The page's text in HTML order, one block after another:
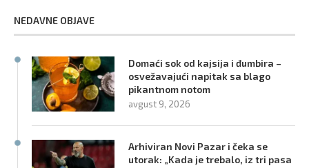
NEDAVNE OBJAVE
Domaći sok od kajsija i đumbira –
osvežavajući napitak sa blago
pikantnom notom
avgust 9, 2026
Arhiviran Novi Pazar i čeka se
utorak: „Kada je trebalo, iz tri pasa